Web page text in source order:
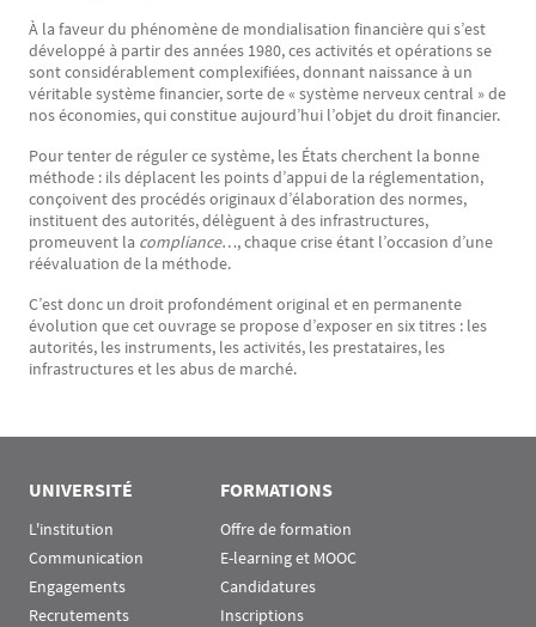
À la faveur du phénomène de mondialisation financière qui s’est
développé à partir des années 1980, ces activités et opérations se
sont considérablement complexifiées, donnant naissance à un
véritable système financier, sorte de « système nerveux central » de
nos économies, qui constitue aujourd’hui l’objet du droit financier.
Pour tenter de réguler ce système, les États cherchent la bonne
méthode : ils déplacent les points d’appui de la réglementation,
conçoivent des procédés originaux d’élaboration des normes,
instituent des autorités, délèguent à des infrastructures,
promeuvent la compliance…, chaque crise étant l’occasion d’une
réévaluation de la méthode.
C’est donc un droit profondément original et en permanente
évolution que cet ouvrage se propose d’exposer en six titres : les
autorités, les instruments, les activités, les prestataires, les
infrastructures et les abus de marché.
UNIVERSITÉ
L'institution
Communication
Engagements
Recrutements
FORMATIONS
Offre de formation
E-learning et MOOC
Candidatures
Inscriptions